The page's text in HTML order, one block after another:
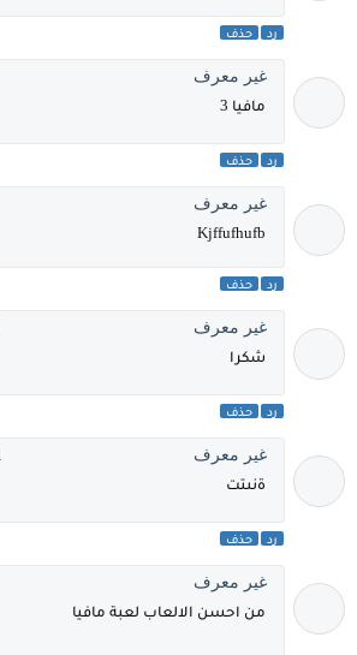
رد حذف
غير معرف
مافيا 3
رد حذف
غير معرف
Kjffufhufb
رد حذف
غير معرف
شكرا
رد حذف
غير معرف
ةنىتت
رد حذف
غير معرف
من احسن الالعاب لعبة مافيا